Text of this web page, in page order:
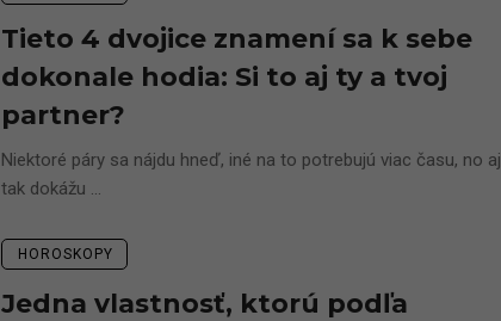
Tieto 4 dvojice znamení sa k sebe
dokonale hodia: Si to aj ty a tvoj
partner?
Niektoré páry sa nájdu hneď, iné na to potrebujú viac času, no aj
tak dokážu ...
HOROSKOPY
Jedna vlastnosť, ktorú podľa